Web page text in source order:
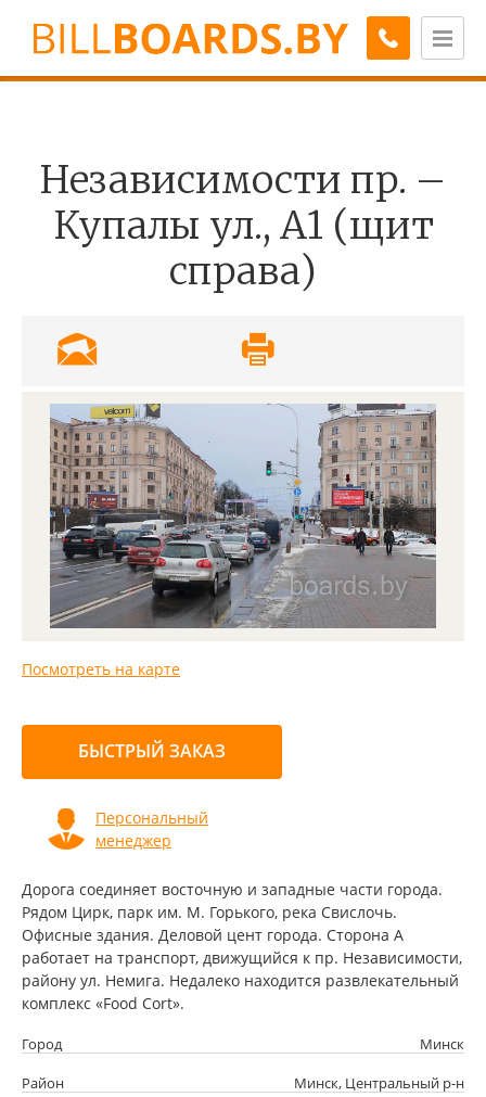
Независимости пр. –
Купалы ул., А1 (щит
справа)
Посмотреть на карте
БЫСТРЫЙ ЗАКАЗ
Персональный
менеджер
Дорога соединяет восточную и западные части города.
Рядом Цирк, парк им. М. Горького, река Свислочь.
Офисные здания. Деловой цент города. Сторона А
работает на транспорт, движущийся к пр. Независимости,
району ул. Немига. Недалеко находится развлекательный
комплекс «Food Cort».
Город
Минск
Район
Минск, Центральный р-н